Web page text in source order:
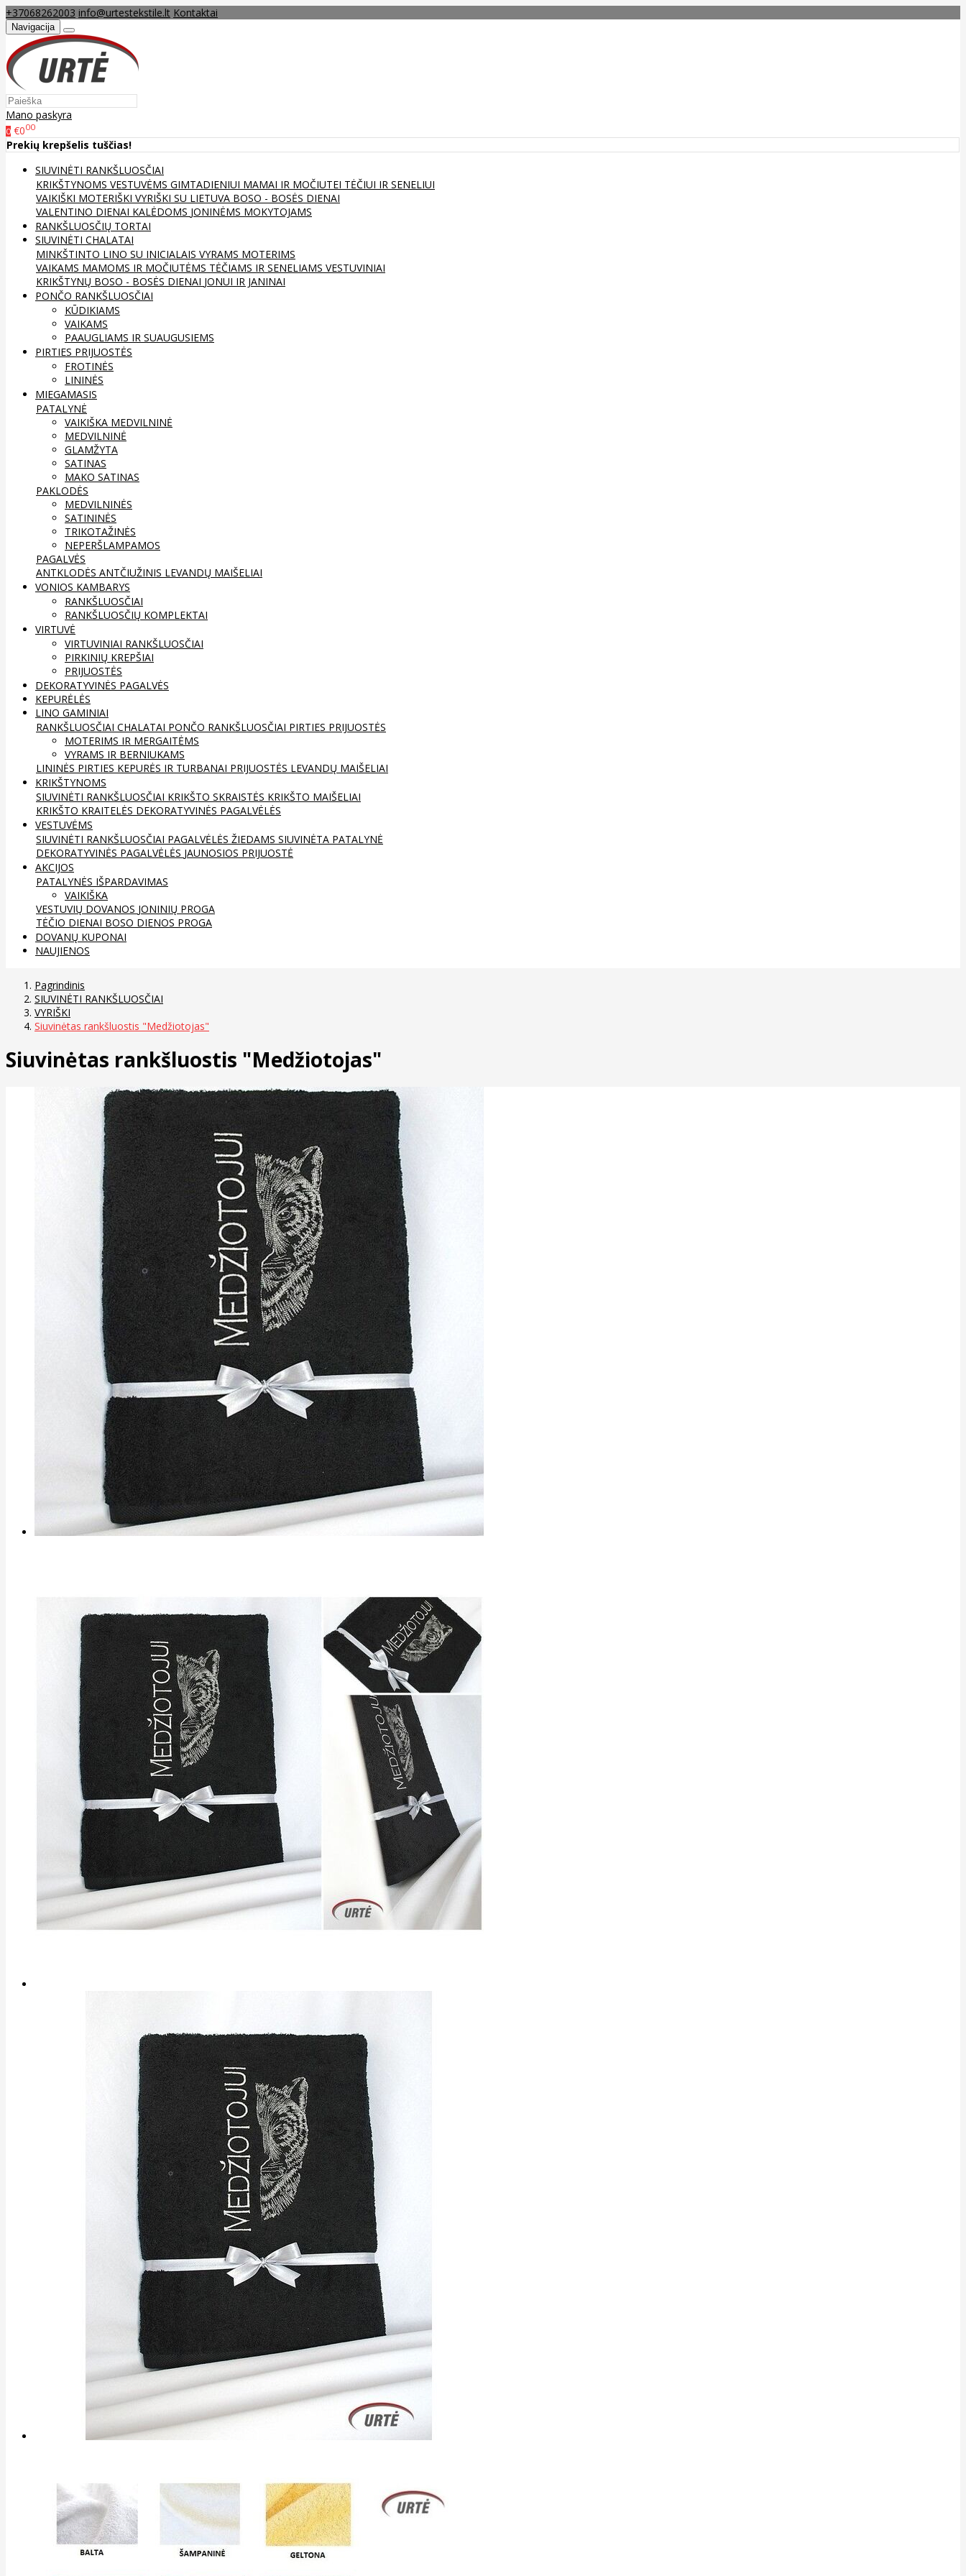
+37068262003 info@urtestekstile.lt Kontaktai
Navigacija
Mano paskyra
0 €000
Prekių krepšelis tuščias!
SIUVINĖTI RANKŠLUOSČIAI
KRIKŠTYNOMS VESTUVĖMS GIMTADIENIUI MAMAI IR MOČIUTEI TĖČIUI IR SENELIUI
VAIKIŠKI MOTERIŠKI VYRIŠKI SU LIETUVA BOSO - BOSĖS DIENAI
VALENTINO DIENAI KALĖDOMS JONINĖMS MOKYTOJAMS
RANKŠLUOSČIŲ TORTAI
SIUVINĖTI CHALATAI
MINKŠTINTO LINO SU INICIALAIS VYRAMS MOTERIMS
VAIKAMS MAMOMS IR MOČIUTĖMS TĖČIAMS IR SENELIAMS VESTUVINIAI
KRIKŠTYNŲ BOSO - BOSĖS DIENAI JONUI IR JANINAI
PONČO RANKŠLUOSČIAI
KŪDIKIAMS
VAIKAMS
PAAUGLIAMS IR SUAUGUSIEMS
PIRTIES PRIJUOSTĖS
FROTINĖS
LININĖS
MIEGAMASIS
PATALYNĖ
VAIKIŠKA MEDVILNINĖ
MEDVILNINĖ
GLAMŽYTA
SATINAS
MAKO SATINAS
PAKLODĖS
MEDVILNINĖS
SATININĖS
TRIKOTAŽINĖS
NEPERŠLAMPAMOS
PAGALVĖS
ANTKLODĖS ANTČIUŽINIS LEVANDŲ MAIŠELIAI
VONIOS KAMBARYS
RANKŠLUOSČIAI
RANKŠLUOSČIŲ KOMPLEKTAI
VIRTUVĖ
VIRTUVINIAI RANKŠLUOSČIAI
PIRKINIŲ KREPŠIAI
PRIJUOSTĖS
DEKORATYVINĖS PAGALVĖS
KEPURĖLĖS
LINO GAMINIAI
RANKŠLUOSČIAI CHALATAI PONČO RANKŠLUOSČIAI PIRTIES PRIJUOSTĖS
MOTERIMS IR MERGAITĖMS
VYRAMS IR BERNIUKAMS
LININĖS PIRTIES KEPURĖS IR TURBANAI PRIJUOSTĖS LEVANDŲ MAIŠELIAI
KRIKŠTYNOMS
SIUVINĖTI RANKŠLUOSČIAI KRIKŠTO SKRAISTĖS KRIKŠTO MAIŠELIAI
KRIKŠTO KRAITELĖS DEKORATYVINĖS PAGALVĖLĖS
VESTUVĖMS
SIUVINĖTI RANKŠLUOSČIAI PAGALVĖLĖS ŽIEDAMS SIUVINĖTA PATALYNĖ
DEKORATYVINĖS PAGALVĖLĖS JAUNOSIOS PRIJUOSTĖ
AKCIJOS
PATALYNĖS IŠPARDAVIMAS
VAIKIŠKA
VESTUVIŲ DOVANOS JONINIŲ PROGA
TĖČIO DIENAI BOSO DIENOS PROGA
DOVANŲ KUPONAI
NAUJIENOS
Pagrindinis
SIUVINĖTI RANKŠLUOSČIAI
VYRIŠKI
Siuvinėtas rankšluostis "Medžiotojas"
Siuvinėtas rankšluostis "Medžiotojas"